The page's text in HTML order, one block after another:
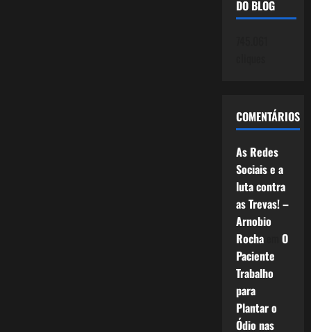
DO BLOG
COMENTÁRIOS
As Redes
Sociais e a
luta contra
as Trevas! –
Arnobio
Rochaem O
Paciente
Trabalho
para
Plantar o
Ódio nas